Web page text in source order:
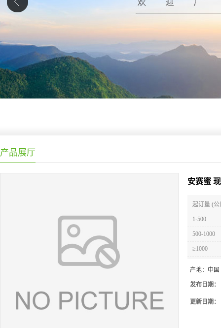
产品展厅
安赛蜜
起订量 (公
1-500
500-1000
≥1000
产地： 中国
发布日期：
更新日期：